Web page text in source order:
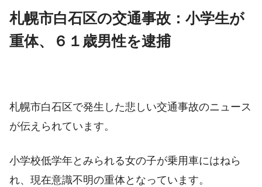
札幌市白石区の交通事故：小学生が
重体、６１歳男性を逮捕
札幌市白石区で発生した悲しい交通事故のニュース
が伝えられています。
小学校低学年とみられる女の子が乗用車にはねら
れ、現在意識不明の重体となっています。